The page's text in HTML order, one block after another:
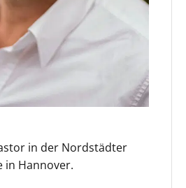
in der Nordstädter
in Hannover.